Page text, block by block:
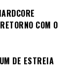
COM O
DE ESTREIA